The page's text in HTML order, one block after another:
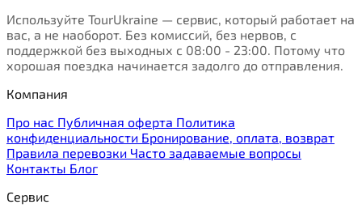
Используйте TourUkraine — сервис, который работает на
вас, а не наоборот. Без комиссий, без нервов, с
поддержкой без выходных с 08:00 - 23:00. Потому что
хорошая поездка начинается задолго до отправления.
Компания
Про нас Публичная оферта Политика
конфиденциальности Бронирование, оплата, возврат
Правила перевозки Часто задаваемые вопросы
Контакты Блог
Сервис